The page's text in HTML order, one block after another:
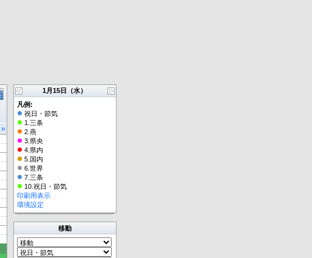
»
1月15日（水）
凡例:
祝日・節気
1.三条
2.燕
3.県央
4.県内
5.国内
6.世界
7.三条
10.祝日・節気
印刷用表示
環境設定
移動